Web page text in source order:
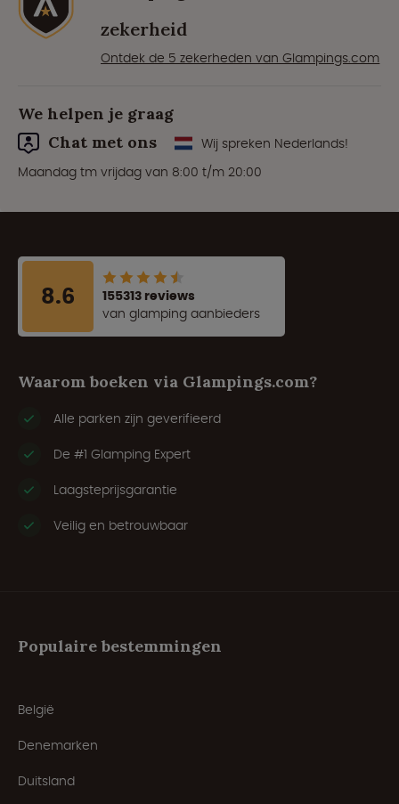
zekerheid
Ontdek de 5 zekerheden van Glampings.com
We helpen je graag
Chat met ons
Wij spreken Nederlands!
Maandag tm vrijdag van 8:00 t/m 20:00
8.6
155313 reviews
van glamping aanbieders
Waarom boeken via Glampings.com?
Alle parken zijn geverifieerd
De #1 Glamping Expert
Laagsteprijsgarantie
Veilig en betrouwbaar
Populaire bestemmingen
België
Denemarken
Duitsland